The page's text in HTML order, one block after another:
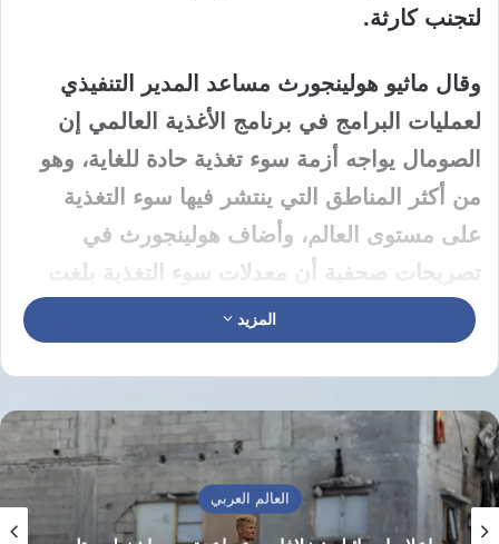
لتجنب كارثة.
وقال ‌ماثيو هولينجورث مساعد المدير التنفيذي
لعمليات البرامج في برنامج الأغذية العالمي إن
الصومال يواجه أزمة سوء تغذية حادة للغاية، وهو
من أكثر ‌المناطق ‌التي ‌ينتشر فيها سوء التغذية
على مستوى العالم، وأضاف ‌هولينجورث في
تصريحات صحفية أن معدلات سوء التغذية بلغت
مستويات حرجة في وقت عصيب ‌للغاية.
ويواجه الصومال تدهورا حادا في الأمن الغذائي
والتغذية، مدفوعا بحالة جفاف وطنية طارئة أدت
إلى نقص حاد في المياه، وخسائر في المحاصيل
والثروة الحيوانية، ونزوح واسع النطاق.
المزيد
العالم العربي